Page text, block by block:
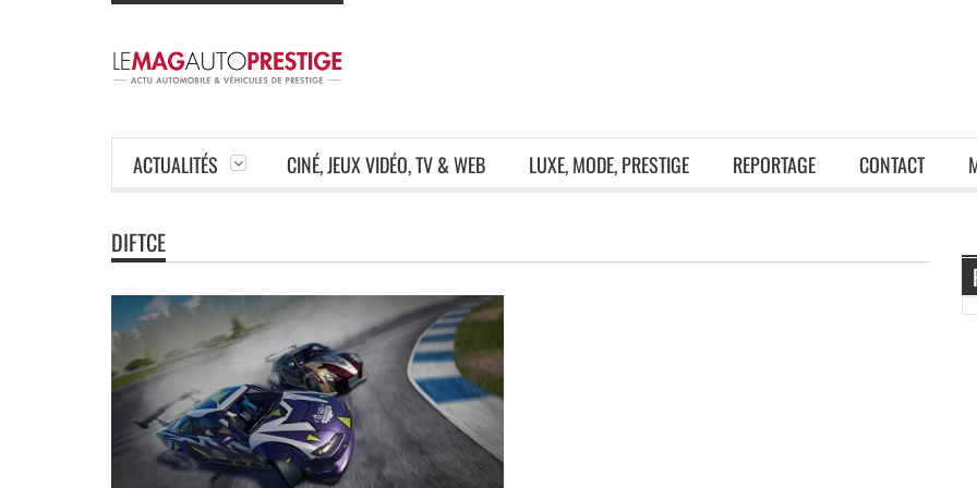
ACTUALITÉS CINÉ, JEUX VIDÉO, TV & WEB LUXE, MODE, PRESTIGE REPORTAGE CONTACT
DIFTCE